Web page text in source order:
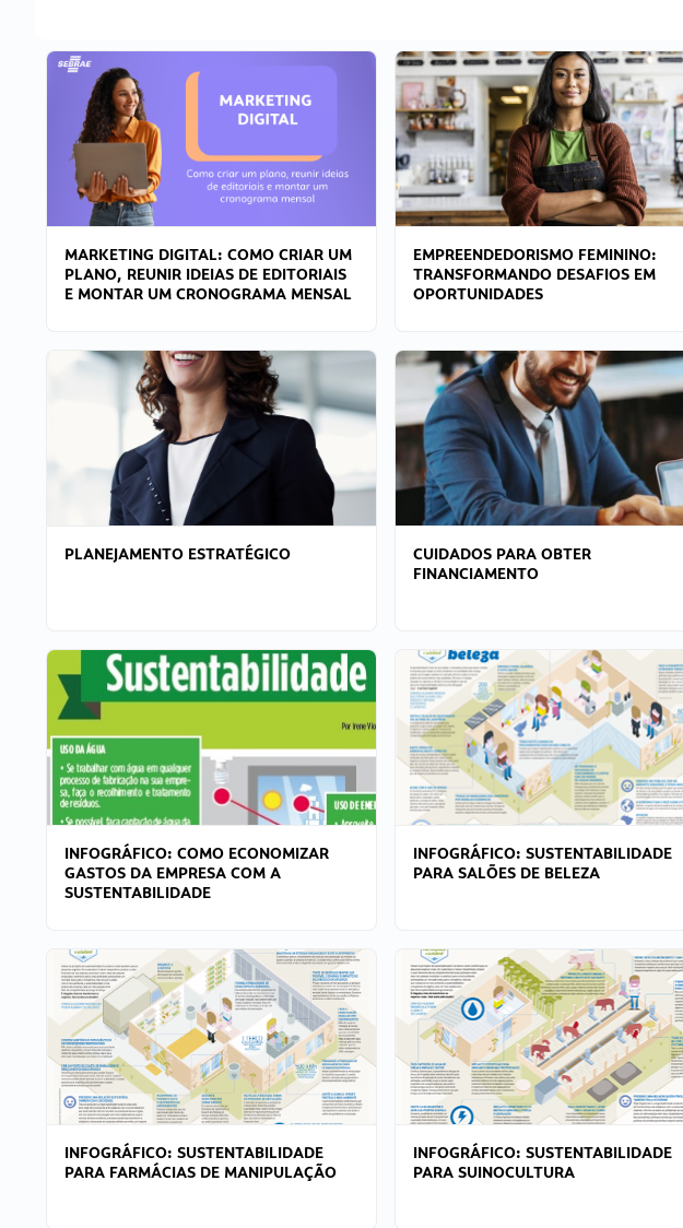
MARKETING DIGITAL: COMO CRIAR UM
PLANO, REUNIR IDEIAS DE EDITORIAIS
E MONTAR UM CRONOGRAMA MENSAL
EMPREENDEDORISMO FEMININO:
TRANSFORMANDO DESAFIOS EM
OPORTUNIDADES
PLANEJAMENTO ESTRATÉGICO
CUIDADOS PARA OBTER
FINANCIAMENTO
INFOGRÁFICO: COMO ECONOMIZAR
GASTOS DA EMPRESA COM A
SUSTENTABILIDADE
INFOGRÁFICO: SUSTENTABILIDADE
PARA SALÕES DE BELEZA
INFOGRÁFICO: SUSTENTABILIDADE
PARA FARMÁCIAS DE MANIPULAÇÃO
INFOGRÁFICO: SUSTENTABILIDADE
PARA SUINOCULTURA